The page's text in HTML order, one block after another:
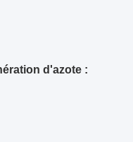
d'azote :